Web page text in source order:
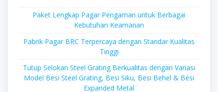
Paket Lengkap Pagar Pengaman untuk Berbagai
Kebutuhan Keamanan
Pabrik Pagar BRC Terpercaya dengan Standar Kualitas
Tinggi
Tutup Selokan Steel Grating Berkualitas dengan Variasi
Model Besi Steel Grating, Besi Siku, Besi Behel & Besi
Expanded Metal